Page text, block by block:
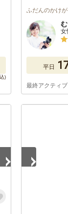
ふだんのかけ
女
平日
最終アクティ